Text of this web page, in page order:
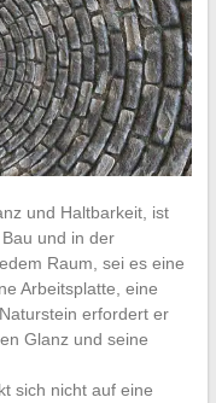
und Haltbarkeit, ist
und in der
Raum, sei es eine
Arbeitsplatte, eine
erfordert er
Glanz und seine
sich nicht auf eine